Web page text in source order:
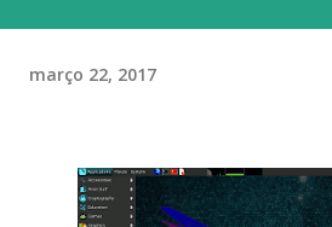
março 22, 2017